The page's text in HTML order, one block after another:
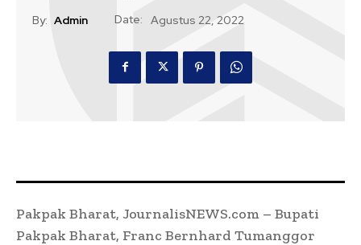
By: Admin Date: Agustus 22, 2022
Pakpak Bharat, JournalisNEWS.com – Bupati
Pakpak Bharat, Franc Bernhard Tumanggor